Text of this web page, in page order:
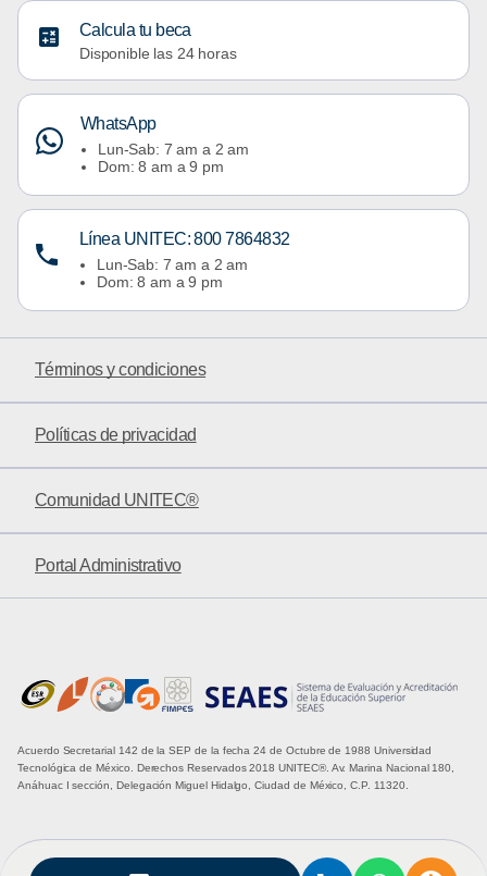
Calcula tu beca
Disponible las 24 horas
WhatsApp
Lun-Sab: 7 am a 2 am
Dom: 8 am a 9 pm
Línea UNITEC: 800 7864832
Lun-Sab: 7 am a 2 am
Dom: 8 am a 9 pm
Términos y condiciones
Políticas de privacidad
Comunidad UNITEC®
Portal Administrativo
Acuerdo Secretarial 142 de la SEP de la fecha 24 de Octubre de 1988 Universidad
Tecnológica de México. Derechos Reservados 2018 UNITEC®. Av. Marina Nacional 180,
Anáhuac I sección, Delegación Miguel Hidalgo, Ciudad de México, C.P. 11320.